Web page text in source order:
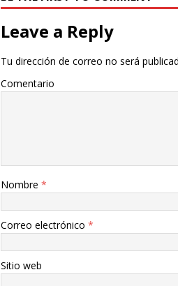
Leave a Reply
Tu dirección de correo no será
Comentario
Nombre *
Correo electrónico *
Sitio web